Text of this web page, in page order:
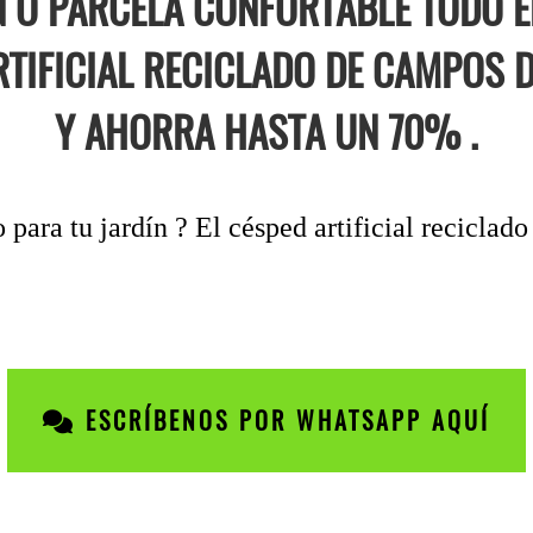
RECICLADO DE CAMPOS
Y AHORRA HASTA UN 70% .
para tu jardín ? El césped artificial
ESCRÍBENOS POR WHATSAPP AQUÍ